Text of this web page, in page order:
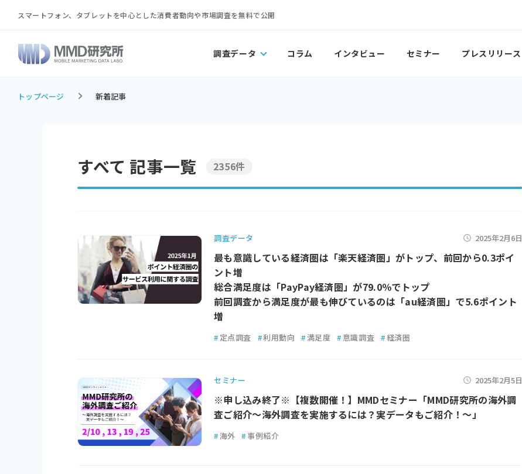
スマートフォン、タブレットを中心とした消費者動向や市場調査を無料で公開
調査データ コラム インタビュー セミナー プレスリリース
トップページ 新着記事
すべて 記事一覧 2356件
調査データ 2025年2月6日
最も意識している経済圏は「楽天経済圏」がトップ、前回から0.3ポイ
ント増
総合満足度は「PayPay経済圏」が79.0％でトップ
前回調査から満足度が最も伸びているのは「au経済圏」で5.6ポイント
増
# 定点調査 #利用動向 #満足度 # 意識調査 # 経済圏
セミナー 2025年2月5日
※申し込み終了※【複数開催！】MMDセミナー「MMD研究所の海外調
査ご紹介～海外調査を実施するには？実データもご紹介！～」
#海外 # 事例紹介